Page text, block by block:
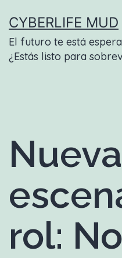
contenido
CYBERLIFE MUD
El futuro te está
¿Estás listo para
Nueva
rol: